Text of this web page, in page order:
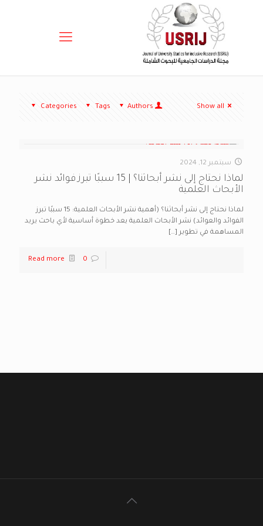
Categories Tags Authors Show all
سبتمبر 12, 2024
لماذا نحتاج إلى نشر أبحاثنا؟ | 15 سببًا تبرز فوائد نشر
الأبحاث العلمية
لماذا نحتاج إلى نشر أبحاثنا؟ (أهمية نشر الأبحاث العلمية: 15 سببًا تبرز
الفوائد والعوائد) نشر الأبحاث العلمية يعد خطوة أساسية لأي باحث يريد
المساهمة في تطوير […]
0
Read more